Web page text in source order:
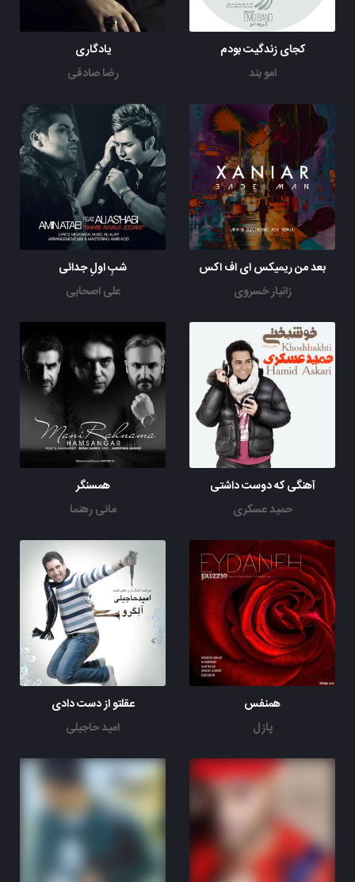
کجای زندگیت بودم
امو بند
یادگاری
رضا صادقی
بعد من ریمیکس ای اف اکس
زانیار خسروی
شبِ اولِ جدائی
علی اصحابی
آهنگی که دوست داشتی
حمید عسکری
همسنگر
مانی رهنما
همنفس
پازل
عقلتو از دست دادی
امید حاجیلی